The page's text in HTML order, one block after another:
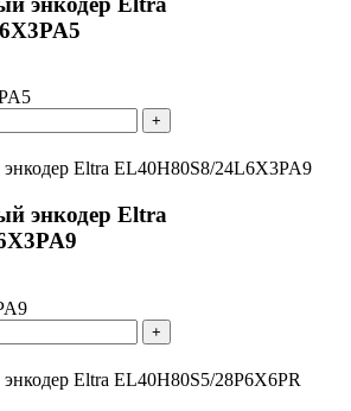
+
энкодер Eltra
+